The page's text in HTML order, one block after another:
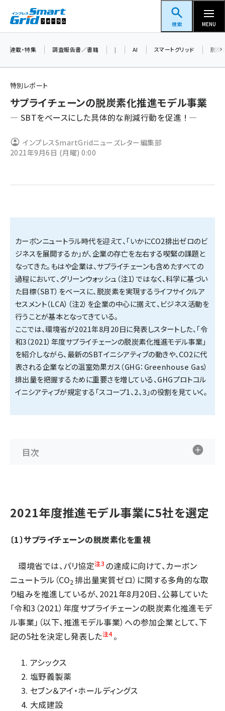
ン
スマートグリッドフォーラム
検索 MENU
蓄電池 (396)
ペロブスカイト (332)
ngn (275)
タンデム (145)
連載・特集 調査報告書／書籍 | AI スマートグリッド 脱炭
特別レポート
サプライチェーンの脱炭素化推進モデル事業
― SBTをベースにした具体的な削減行動を促進 ! ―
インプレスSmartGridニューズレター編集部
2021年9月6日 (月曜) 0:00
カーボンニュートラル時代を迎えて、「いかにCO2排出ゼロのビ
ジネスを展開するか」が、企業の存亡を左右する喫緊の課題と
なってきた。もはや企業は、サプライチェーンも含めたすべての
過程において、グリーンウォッシュ（注1）ではなく、科学に基づい
た目標（SBT）をベースに、脱炭素を実現するライフサイクルア
セスメント（LCA）（注2）を企業の中心に据えて、ビジネス活動を
行うことが基本となってきている。
ここでは、環境省が2021年8月20日に発表しスタートした、「令
和3（2021）年度サプライチェーンの脱炭素化推進モデル事業」
を紹介しながら、最新のSBTイニシアティブの動きや、CO2に代
表される企業などの温室効果ガス（GHG：Greenhouse Gas）
排出量を把握するために重要さを増している、GHGプロトコル
イニシアティブが規定する「スコープ1、2、3」の役割を見ていく。
目次
2021年度推進モデル事業に5社を選定
〔1〕サプライチェーンの脱炭素化を重視
環境省では、パリ協定注3 の達成に向けて、カーボン
ニュートラル（CO2 排出量実質ゼロ）に関する多角的な取
り組みを推進しているが、2021年8月20日、公募していた
「令和3（2021）年度サプライチェーンの脱炭素化推進モデ
ル事業」（以下、推進モデル事業）への参加企業として、下
記の5社を決定し発表した注4。
アシックス
塩野義製薬
セブン＆アイ・ホールディングス
大成建設